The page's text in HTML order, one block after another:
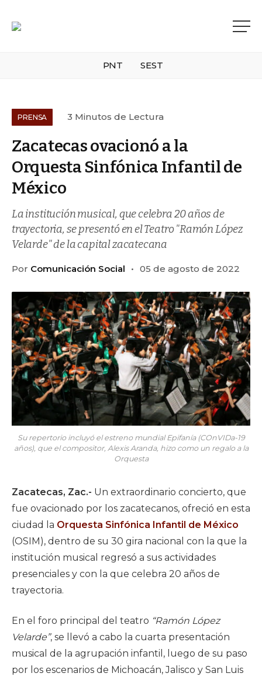
PNT SEST
PRENSA 3 Minutos de Lectura
Zacatecas ovacionó a la
Orquesta Sinfónica Infantil de
México
La institución musical, que celebra 20 años de
trayectoria, se presentó en el Teatro "Ramón López
Velarde" de la capital zacatecana
Por Comunicación Social 05 de agosto de 2022
Su repertorio incluyó el estreno mundial Epifanía (COnVIDa-19
años), que el compositor, Alexis Aranda, hizo como un regalo a la
Orquesta
Zacatecas, Zac.- Un extraordinario concierto, que
fue ovacionado por los zacatecanos, ofreció en esta
ciudad la Orquesta Sinfónica Infantil de México
(OSIM), dentro de su 30 gira nacional con la que la
institución musical regresó a sus actividades
presenciales y con la que celebra 20 años de
trayectoria.
En el foro principal del teatro “Ramón López
Velarde”, se llevó a cabo la cuarta presentación
musical de la agrupación infantil, luego de su paso
por los escenarios de Michoacán, Jalisco y San Luis